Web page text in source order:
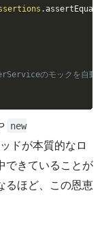
.assertEquals
のモックを自
new
ドが本質的なロ
できていることが
るほど、この恩恵